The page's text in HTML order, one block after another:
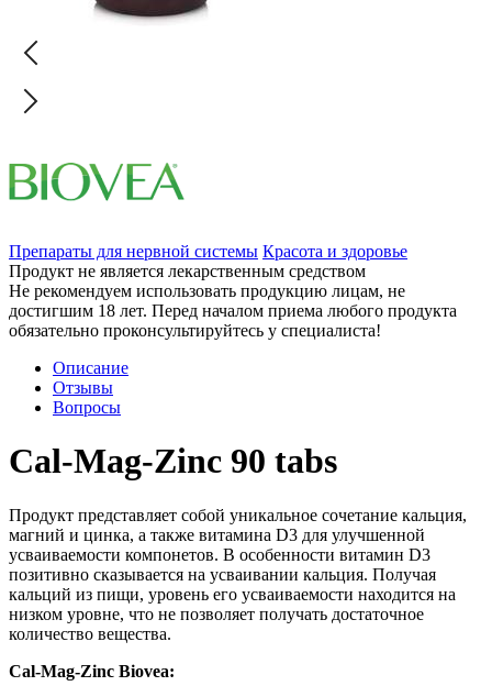
Препараты для нервной системы Красота и здоровье
Продукт не является лекарственным средством
Не рекомендуем использовать продукцию лицам, не
достигшим 18 лет. Перед началом приема любого продукта
обязательно проконсультируйтесь у специалиста!
Описание
Отзывы
Вопросы
Cal-Mag-Zinc 90 tabs
Продукт представляет собой уникальное сочетание кальция,
магний и цинка, а также витамина D3 для улучшенной
усваиваемости компонетов. В особенности витамин D3
позитивно сказывается на усваивании кальция. Получая
кальций из пищи, уровень его усваиваемости находится на
низком уровне, что не позволяет получать достаточное
количество вещества.
Cal-Mag-Zinc Biovea: